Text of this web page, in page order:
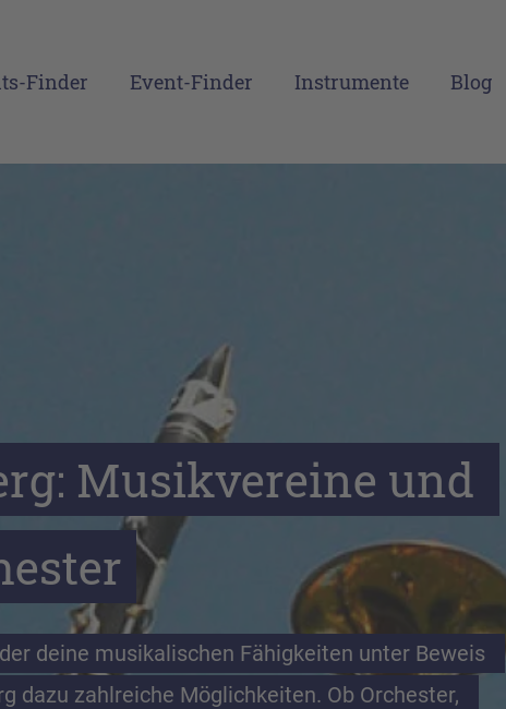
Finder Event-Finder Instrumente Blog
Musikvereine und
deine musikalischen Fähigkeiten unter Beweis
dazu zahlreiche Möglichkeiten. Ob Orchester,